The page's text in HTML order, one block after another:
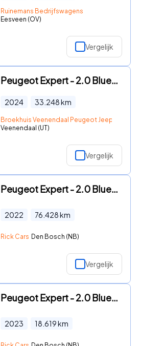
Ruinemans Bedrijfswagens
Eesveen (OV)
Vergelijk
Peugeot Expert - 2.0 BlueHDi 145 S&S L3 | Cruise Control | Betimmering | Stuu
2024 33.248km
Broekhuis Veenendaal Peugeot Jeep Fiat
Veenendaal (UT)
Vergelijk
Peugeot Expert - 2.0 BlueHDI 145 PK Euro 6 Achteruitrijcamera/cruise control
2022 76.428km
Rick Cars Den Bosch (NB)
Vergelijk
Peugeot Expert - 2.0 BlueHDI 145 PK Euro 6 S&S L2 Navigatie/CarPlay/cruise co
2023 18.619km